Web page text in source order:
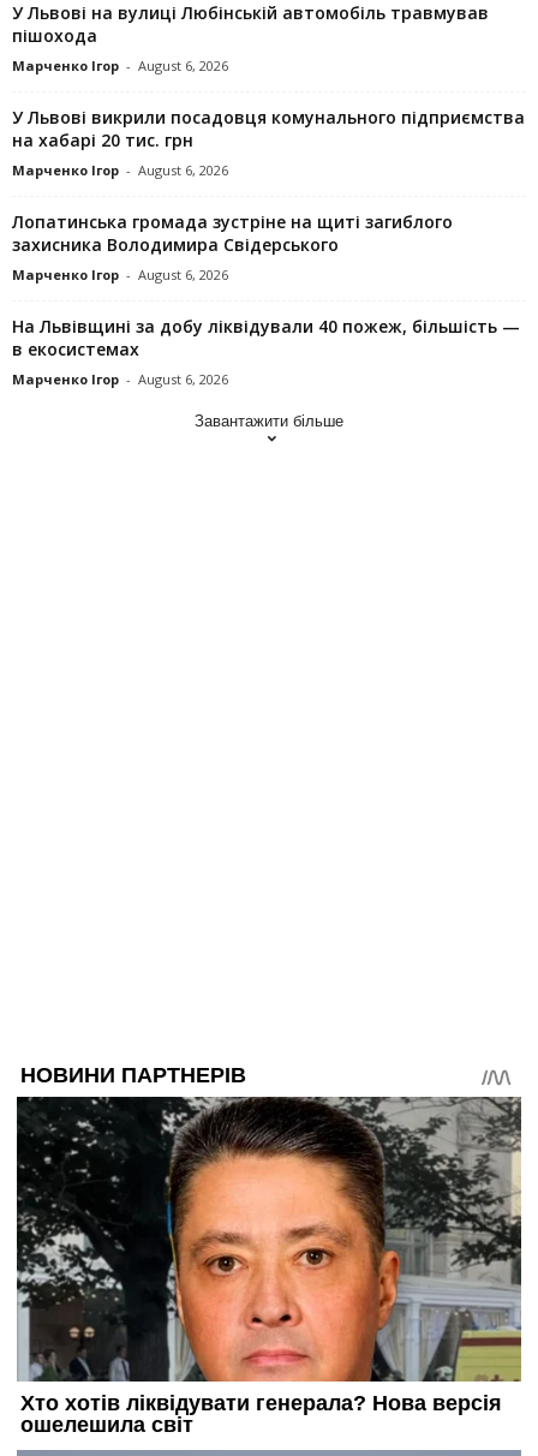
У Львові на вулиці Любінській автомобіль травмував
пішохода
Марченко Ігор - August 6, 2026
У Львові викрили посадовця комунального підприємства
на хабарі 20 тис. грн
Марченко Ігор - August 6, 2026
Лопатинська громада зустріне на щиті загиблого
захисника Володимира Свідерського
Марченко Ігор - August 6, 2026
На Львівщині за добу ліквідували 40 пожеж, більшість —
в екосистемах
Марченко Ігор - August 6, 2026
Завантажити більше